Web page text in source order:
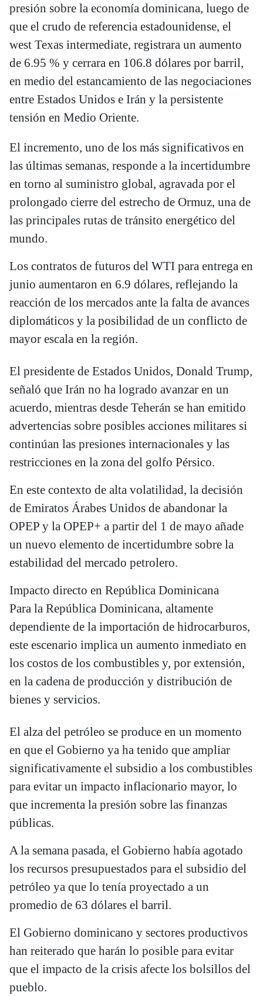
presión sobre la economía dominicana, luego de
que el crudo de referencia estadounidense, el
west Texas intermediate, registrara un aumento
de 6.95 % y cerrara en 106.8 dólares por barril,
en medio del estancamiento de las negociaciones
entre Estados Unidos e Irán y la persistente
tensión en Medio Oriente.
El incremento, uno de los más significativos en
las últimas semanas, responde a la incertidumbre
en torno al suministro global, agravada por el
prolongado cierre del estrecho de Ormuz, una de
las principales rutas de tránsito energético del
mundo.
Los contratos de futuros del WTI para entrega en
junio aumentaron en 6.9 dólares, reflejando la
reacción de los mercados ante la falta de avances
diplomáticos y la posibilidad de un conflicto de
mayor escala en la región.
El presidente de Estados Unidos, Donald Trump,
señaló que Irán no ha logrado avanzar en un
acuerdo, mientras desde Teherán se han emitido
advertencias sobre posibles acciones militares si
continúan las presiones internacionales y las
restricciones en la zona del golfo Pérsico.
En este contexto de alta volatilidad, la decisión
de Emiratos Árabes Unidos de abandonar la
OPEP y la OPEP+ a partir del 1 de mayo añade
un nuevo elemento de incertidumbre sobre la
estabilidad del mercado petrolero.
Impacto directo en República Dominicana
Para la República Dominicana, altamente
dependiente de la importación de hidrocarburos,
este escenario implica un aumento inmediato en
los costos de los combustibles y, por extensión,
en la cadena de producción y distribución de
bienes y servicios.
El alza del petróleo se produce en un momento
en que el Gobierno ya ha tenido que ampliar
significativamente el subsidio a los combustibles
para evitar un impacto inflacionario mayor, lo
que incrementa la presión sobre las finanzas
públicas.
A la semana pasada, el Gobierno había agotado
los recursos presupuestados para el subsidio del
petróleo ya que lo tenía proyectado a un
promedio de 63 dólares el barril.
El Gobierno dominicano y sectores productivos
han reiterado que harán lo posible para evitar
que el impacto de la crisis afecte los bolsillos del
pueblo.